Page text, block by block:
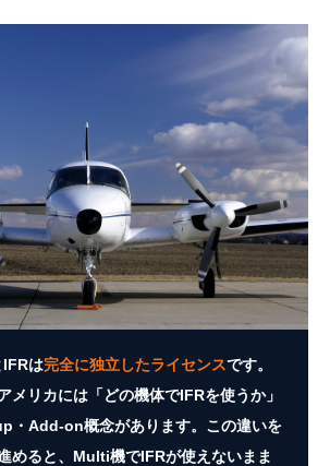
CAUTION — MULTI + IFR
Multi+IFR
けになる落とし穴
は完全に独立したライセンスです。
メリカには「どの機体でIFRを使うか」
・Add-on概念があります。この違いを
めると、Multi機でIFRが使えないまま